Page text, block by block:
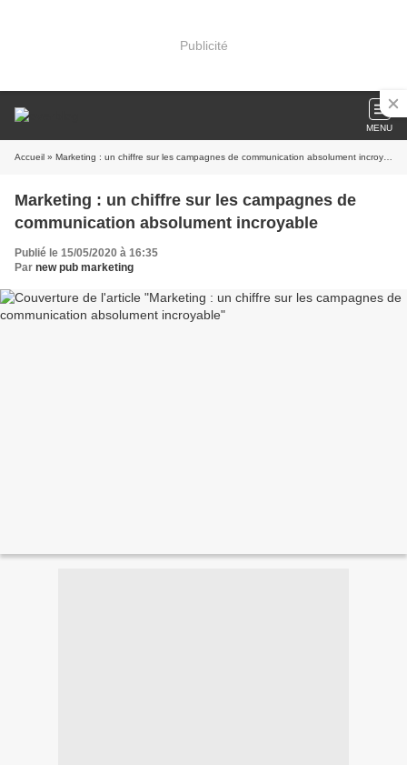
Publicité
MENU
Accueil » Marketing : un chiffre sur les campagnes de communication absolument incroyable
Marketing : un chiffre sur les campagnes de
communication absolument incroyable
Publié le 15/05/2020 à 16:35
Par new pub marketing